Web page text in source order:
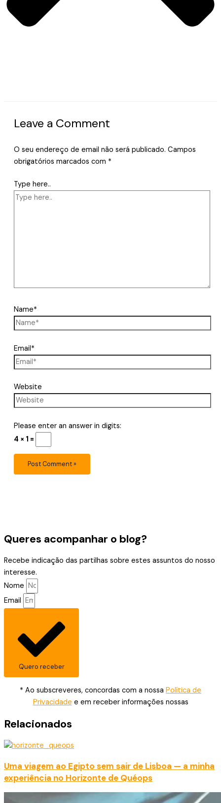
Leave a Comment
O seu endereço de email não será publicado. Campos
obrigatórios marcados com *
Type here..
Name*
Email*
Website
Please enter an answer in digits:
4 × 1 =
Queres acompanhar o blog?
Recebe indicação das partilhas sobre estes assuntos do nosso
interesse.
Nome
Email
Quero receber
* Ao subscreveres, concordas com a nossa Política de
Privacidade e em receber informações nossas
Relacionados
Uma viagem ao Egipto sem sair de Lisboa — a minha
experiência no Horizonte de Quéops